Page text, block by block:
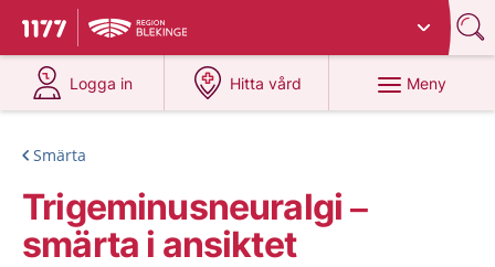
Till startsidan för 1177
Du har valt region
Logga in
på 1177.se
Hitta vård
på 1177.se
Meny
Smärta
Trigeminusneuralgi –
smärta i ansiktet